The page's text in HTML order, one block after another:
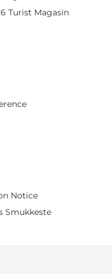
Turist Magasin
Notice
Smukkeste